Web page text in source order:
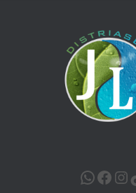
WHATSAPP FACEBOOK